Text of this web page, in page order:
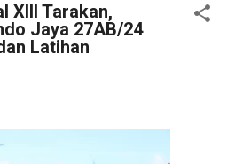
XIII Tarakan,
Jaya 27AB/24
Latihan